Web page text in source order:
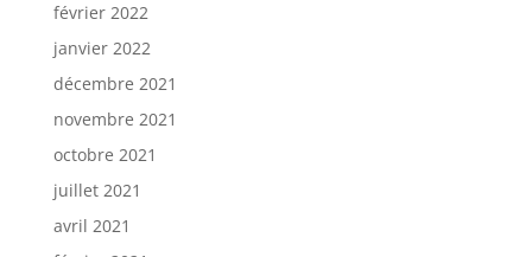
février 2022
janvier 2022
décembre 2021
novembre 2021
octobre 2021
juillet 2021
avril 2021